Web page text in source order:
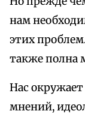
нам
этих
также полна
Нас
мнений,